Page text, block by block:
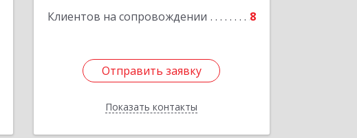
Клиентов на сопровождении 8
Отправить заявку
Показать контакты
Подробнее
Отправить заявку
Назад